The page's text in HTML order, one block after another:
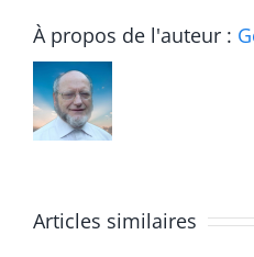
À propos de l'auteur :
Articles similaires
de